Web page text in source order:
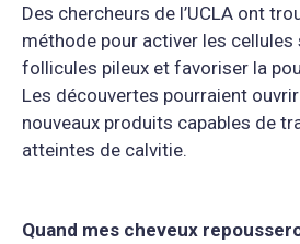
Des chercheurs de l’UCLA ont
méthode pour activer les cellules
follicules pileux et favoriser la
Les découvertes pourraient
nouveaux produits capables de
atteintes de calvitie.
Quand mes cheveux